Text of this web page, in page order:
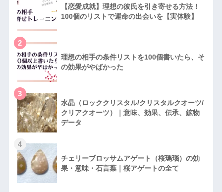
【恋愛成就】理想の彼氏を引き寄せる方法！
100個のリストで運命の出会いを【実体験】
2
理想の相手の条件リストを100個書いたら、そ
の効果がやばかった
3
水晶（ロッククリスタル/クリスタルクオーツ/
クリアクオーツ）｜意味、効果、伝承、鉱物
データ
4
チェリーブロッサムアゲート（桜瑪瑙）の効
果・意味・石言葉｜桜アゲートの全て